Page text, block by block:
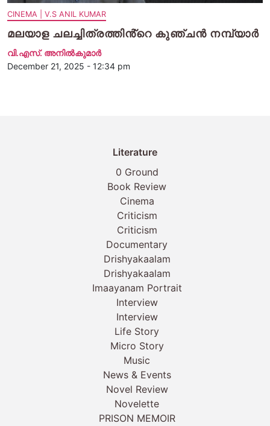
CINEMA | V.S ANIL KUMAR
മലയാള ചലച്ചിത്രത്തിൻ്റെ കുഞ്ചൻ നമ്പ്യാർ
വി.എസ്. അനിൽകുമാർ
December 21, 2025 - 12:34 pm
Literature
0 Ground
Book Review
Cinema
Criticism
Criticism
Documentary
Drishyakaalam
Drishyakaalam
Imaayanam Portrait
Interview
Interview
Life Story
Micro Story
Music
News & Events
Novel Review
Novelette
PRISON MEMOIR